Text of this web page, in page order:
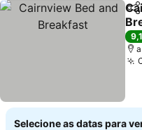
9,1
Selecione as datas para